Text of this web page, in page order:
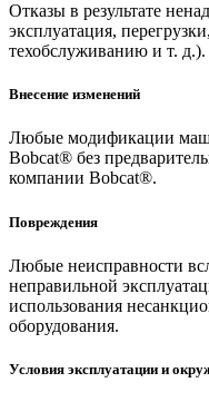
Отказы в результате
эксплуатация,
техобслуживанию и т. д.).
Внесение изменений
Любые модификации
Bobcat® без
компании Bobcat®.
Повреждения
Любые неисправности
неправильной
использования
оборудования.
Условия эксплуатации и